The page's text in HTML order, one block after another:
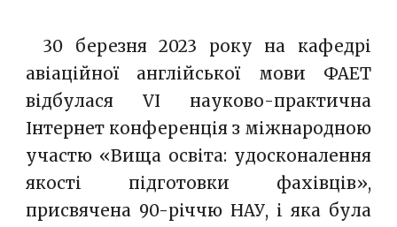
30 березня 2023 року на кафедрі
авіаційної англійської мови ФАЕТ
відбулася VI науково-практична
Інтернет конференція з міжнародною
участю «Вища освіта: удосконалення
якості підготовки фахівців»,
присвячена 90-річчю НАУ, і яка була